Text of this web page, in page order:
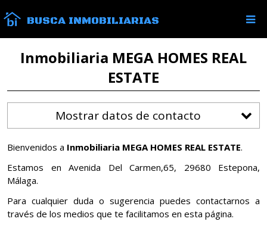
BUSCA INMOBILIARIAS
Inmobiliaria MEGA HOMES REAL
ESTATE
Mostrar datos de contacto
Bienvenidos a Inmobiliaria MEGA HOMES REAL ESTATE.
Estamos en Avenida Del Carmen,65, 29680 Estepona,
Málaga.
Para cualquier duda o sugerencia puedes contactarnos a
través de los medios que te facilitamos en esta página.